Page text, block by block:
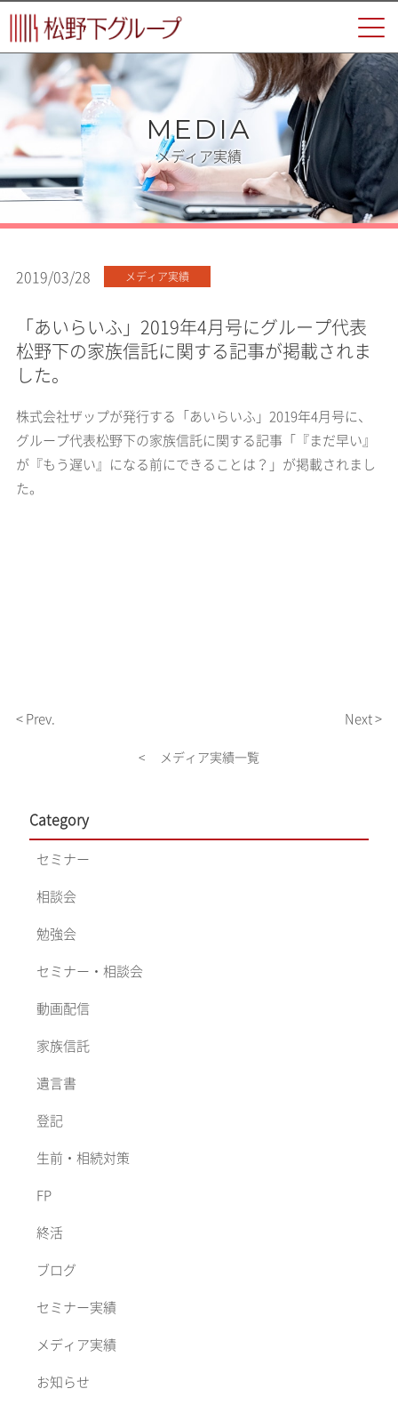
MEDIA
メディア実績
2019/03/28 メディア実績
「あいらいふ」2019年4月号にグループ代表
松野下の家族信託に関する記事が掲載されま
した。
株式会社ザップが発行する「あいらいふ」2019年4月号に、
グループ代表松野下の家族信託に関する記事「『まだ早い』
が『もう遅い』になる前にできることは？」が掲載されまし
た。
< Prev. Next >
< メディア実績一覧
Category
セミナー
相談会
勉強会
セミナー・相談会
動画配信
家族信託
遺言書
登記
生前・相続対策
FP
終活
ブログ
セミナー実績
メディア実績
お知らせ